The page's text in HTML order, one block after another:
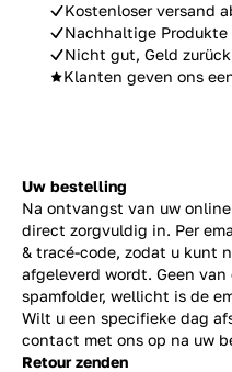
Kostenloser versand
Nachhaltige Produkte
Nicht gut, Geld zurück
Klanten geven ons
Uw bestelling
Na ontvangst van uw
direct zorgvuldig in. Per
& tracé-code, zodat u kunt
afgeleverd wordt. Geen
spamfolder, wellicht is de
Wilt u een specifieke dag
contact met ons op na uw
Retour zenden